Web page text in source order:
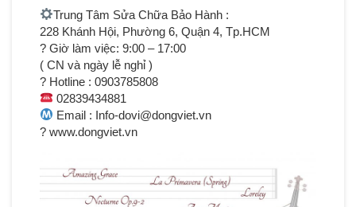
Trung Tâm Sửa Chữa Bảo Hành :
228 Khánh Hội, Phường 6, Quận 4, Tp.HCM
? Giờ làm việc: 9:00 – 17:00
( CN và ngày lễ nghỉ )
? Hotline : 0903785808
02839434881
Email : Info-dovi@dongviet.vn
? www.dongviet.vn